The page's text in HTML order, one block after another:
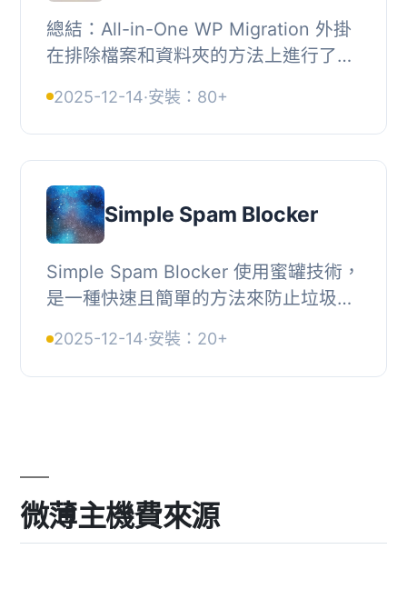
總結：All-in-One WP Migration 外掛
在排除檔案和資料夾的方法上進行了修
的。這個外掛旨在提供一種使用者友好
的方法，可...
2025-12-14·安裝：80+
Simple Spam Blocker
Simple Spam Blocker 使用蜜罐技術，
是一種快速且簡單的方法來防止垃圾郵
冊，並且也可以用於防止機器人嘗試登
錄管理員面板...
2025-12-14·安裝：20+
微薄主機費來源